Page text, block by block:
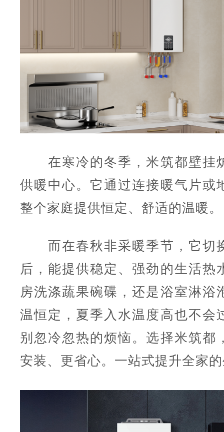
在寒冷的冬季，米筑都壁挂
供暖中心。它通过连接暖气片或
整个家庭提供恒定、舒适的温暖。
而在春秋非采暖季节，它切
后，能提供稳定、强劲的生活热
房洗涤蔬果碗碟，还是浴室淋浴
温恒定，夏季入水温度高也不会
别忽冷忽热的烦恼。选择米筑都
安装、更省心。一站式提升全家